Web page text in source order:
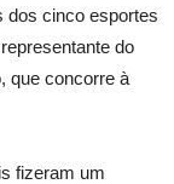
dos cinco esportes
do
que concorre à
fizeram um